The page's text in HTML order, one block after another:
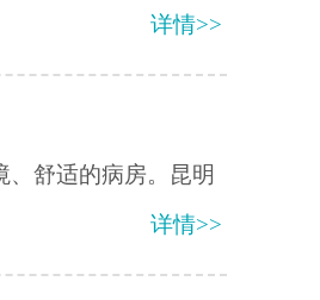
详情>>
、舒适的病房。昆明
详情>>